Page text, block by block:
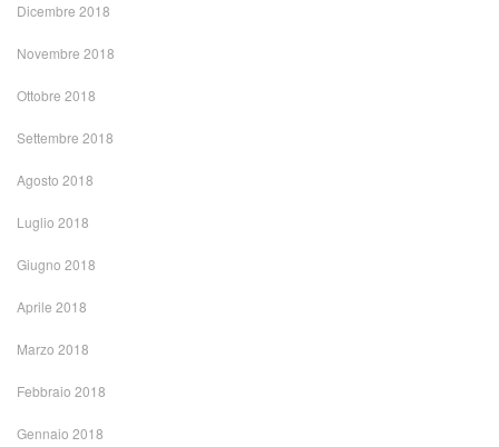
Dicembre 2018
Novembre 2018
Ottobre 2018
Settembre 2018
Agosto 2018
Luglio 2018
Giugno 2018
Aprile 2018
Marzo 2018
Febbraio 2018
Gennaio 2018